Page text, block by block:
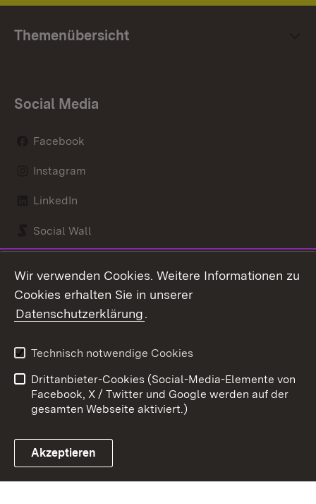
Themenübersicht
Social Media
Facebook
Instagram
LinkedIn
Social Wall
Link zum Landesportal
Kontakt
Barrierefreiheit
Impressum
Cookies
Wir verwenden Cookies. Weitere Informationen zu
Cookies erhalten Sie in unserer
Datenschutzerklärung.
Technisch notwendige Cookies
Drittanbieter-Cookies (Social-Media-Elemente von
Facebook, X / Twitter und Google werden auf der
gesamten Webseite aktiviert.)
Akzeptieren